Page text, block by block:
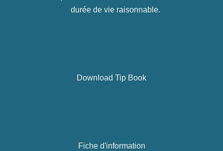
durée de vie raisonnable.
Download Tip Book
Fiche d'information